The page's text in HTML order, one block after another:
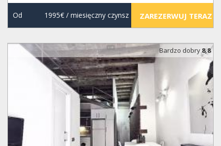
Od 1995€/ miesięczny czynsz ZAREZERWUJ TERAZ
Bardzo dobry8,8